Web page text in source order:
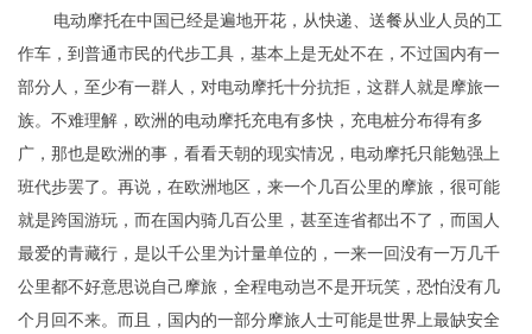
电动摩托在中国已经是遍地开花，从快递、送餐从业人员的工
作车，到普通市民的代步工具，基本上是无处不在，不过国内有一
部分人，至少有一群人，对电动摩托十分抗拒，这群人就是摩旅一
族。不难理解，欧洲的电动摩托充电有多快，充电桩分布得有多
广，那也是欧洲的事，看看天朝的现实情况，电动摩托只能勉强上
班代步罢了。再说，在欧洲地区，来一个几百公里的摩旅，很可能
就是跨国游玩，而在国内骑几百公里，甚至连省都出不了，而国人
最爱的青藏行，是以千公里为计量单位的，一来一回没有一万几千
公里都不好意思说自己摩旅，全程电动岂不是开玩笑，恐怕没有几
个月回不来。而且，国内的一部分摩旅人士可能是世界上最缺安全